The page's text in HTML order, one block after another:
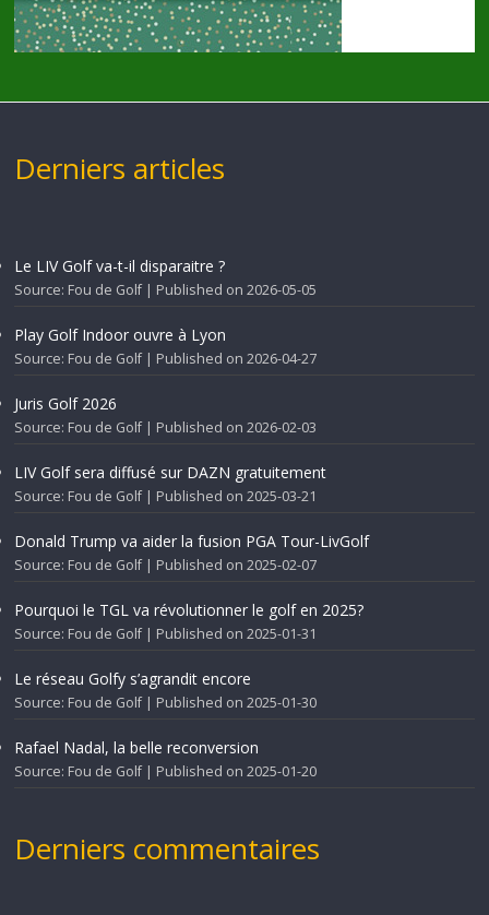
Derniers articles
Le LIV Golf va-t-il disparaitre ?
Source: Fou de Golf Published on 2026-05-05
Play Golf Indoor ouvre à Lyon
Source: Fou de Golf Published on 2026-04-27
Juris Golf 2026
Source: Fou de Golf Published on 2026-02-03
LIV Golf sera diffusé sur DAZN gratuitement
Source: Fou de Golf Published on 2025-03-21
Donald Trump va aider la fusion PGA Tour-LivGolf
Source: Fou de Golf Published on 2025-02-07
Pourquoi le TGL va révolutionner le golf en 2025?
Source: Fou de Golf Published on 2025-01-31
Le réseau Golfy s’agrandit encore
Source: Fou de Golf Published on 2025-01-30
Rafael Nadal, la belle reconversion
Source: Fou de Golf Published on 2025-01-20
Derniers commentaires